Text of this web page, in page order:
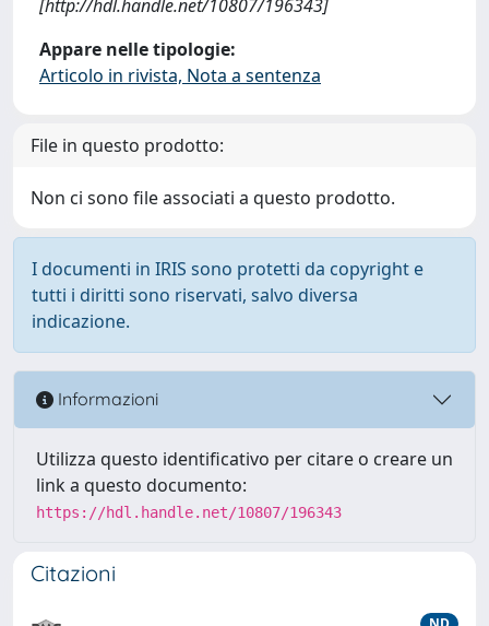
[http://hdl.handle.net/10807/196343]
Appare nelle tipologie:
Articolo in rivista, Nota a sentenza
File in questo prodotto:
Non ci sono file associati a questo prodotto.
I documenti in IRIS sono protetti da copyright e
tutti i diritti sono riservati, salvo diversa
indicazione.
Informazioni
Utilizza questo identificativo per citare o creare un
link a questo documento:
https://hdl.handle.net/10807/196343
Citazioni